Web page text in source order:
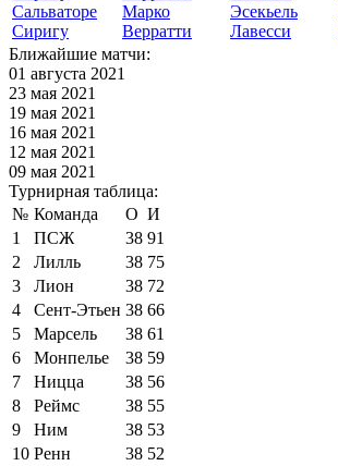
Сальваторе
Сиригу
Марко
Верратти
Эсекьель
Лавесси
Ближайшие матчи:
01 августа 2021
23 мая 2021
19 мая 2021
16 мая 2021
12 мая 2021
09 мая 2021
Турнирная таблица:
№ Команда О И
1
ПСЖ 38 91
2
Лилль 38 75
3
Лион 38 72
4
Сент-Этьен 38 66
5
Марсель 38 61
6
Монпелье 38 59
7
Ницца 38 56
8
Реймс 38 55
9
Ним 38 53
10 Ренн 38 52